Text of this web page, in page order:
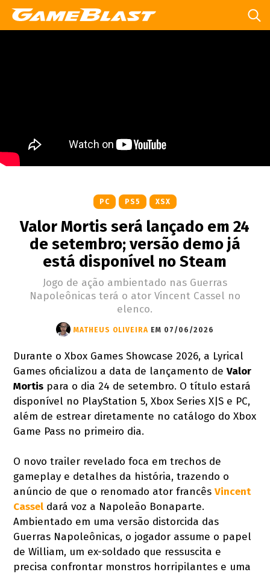
PC PS5 XSX
Valor Mortis será lançado em 24
de setembro; versão demo já
está disponível no Steam
Jogo de ação ambientado nas Guerras
Napoleônicas terá o ator Vincent Cassel no
elenco.
MATHEUS OLIVEIRA EM 07/06/2026
Durante o Xbox Games Showcase 2026, a Lyrical
Games oficializou a data de lançamento deValor
Mortis para o dia 24 de setembro. O título estará
disponível no PlayStation 5, Xbox Series X|S e PC,
além de estrear diretamente no catálogo do Xbox
Game Pass no primeiro dia.
O novo trailer revelado foca em trechos de
gameplay e detalhes da história, trazendo o
anúncio de que o renomado ator francêsVincent
Cassel dará voz a Napoleão Bonaparte.
Ambientado em uma versão distorcida das
Guerras Napoleônicas, o jogador assume o papel
de William, um ex-soldado que ressuscita e
precisa confrontar monstros horripilantes e uma